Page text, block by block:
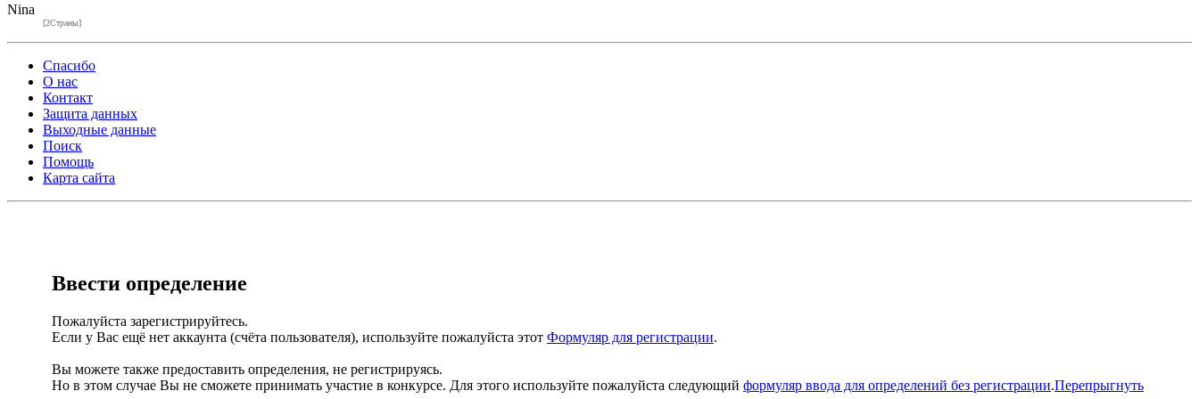
Nina
[2Страны]
Спасибо
О нас
Контакт
Защита данных
Выходные данные
Поиск
Помощь
Карта сайта
Ввести определение
Пожалуйста зарегистрируйтесь.
Если у Вас ещё нет аккаунта (счёта пользователя), используйте пожалуйста этот Формуляр для регистрации.
Вы можете также предоставить определения, не регистрируясь.
Но в этом случае Вы не сможете принимать участие в конкурсе. Для этого используйте пожалуйста следующий формуляр ввода для определений без регистрации.Перепрыгнуть